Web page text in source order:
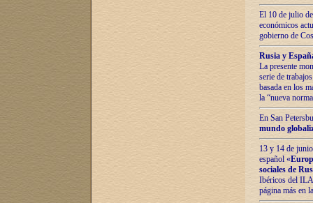
El 10 de julio
económicos
gobierno de
Rusia y
La presente
serie de
basada en los
la “nueva
En San
mundo
13 y 14 de
español «
sociales de
Ibéricos del ILA
página más en